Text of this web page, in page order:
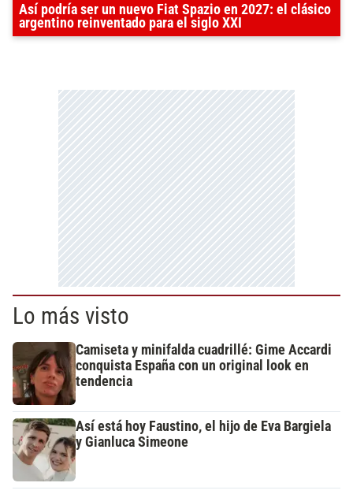
Así podría ser un nuevo Fiat Spazio en 2027: el clásico
argentino reinventado para el siglo XXI
Lo más visto
Camiseta y minifalda cuadrillé: Gime Accardi
conquista España con un original look en
tendencia
Así está hoy Faustino, el hijo de Eva Bargiela
y Gianluca Simeone